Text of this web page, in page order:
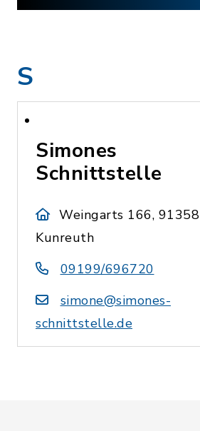
S
Simones
Schnittstelle
Weingarts 166, 91358
Kunreuth
09199/696720
simone@simones-
schnittstelle.de